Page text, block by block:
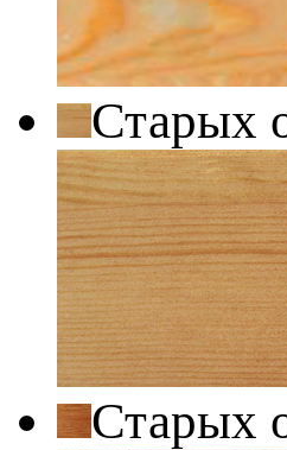
Старых
Старых